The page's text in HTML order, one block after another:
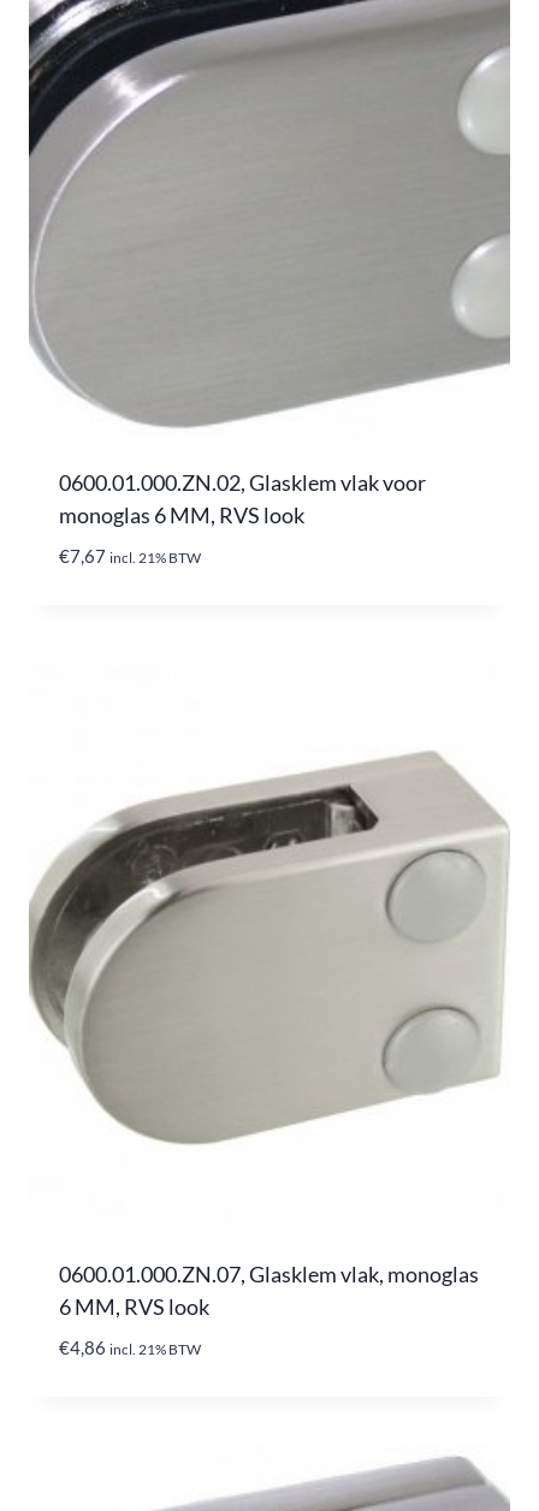
0600.01.000.ZN.02, Glasklem vlak voor
monoglas 6 MM, RVS look
€7,67 incl. 21% BTW
0600.01.000.ZN.07, Glasklem vlak, monoglas
6 MM, RVS look
€4,86 incl. 21% BTW